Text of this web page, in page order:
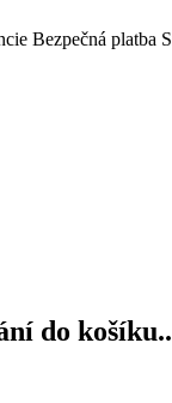
Bezpečná platba
do